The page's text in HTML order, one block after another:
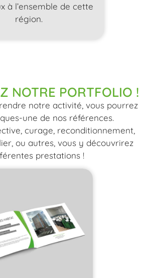
à l’ensemble de cette
région.
NOTRE PORTFOLIO !
notre activité, vous pourrez
une de nos références.
curage, reconditionnement,
ou autres, vous y découvrirez
prestations !